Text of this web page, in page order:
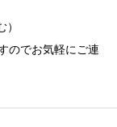
のでお気軽にご連